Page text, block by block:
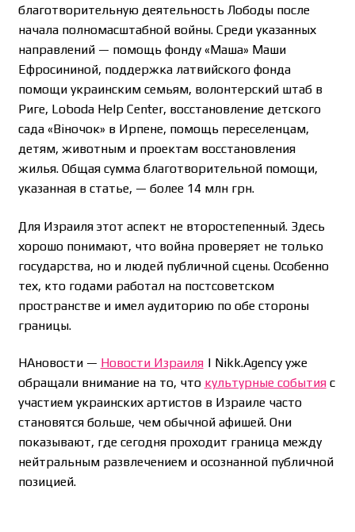
благотворительную деятельность Лободы после
начала полномасштабной войны. Среди указанных
направлений — помощь фонду «Маша» Маши
Ефросининой, поддержка латвийского фонда
помощи украинским семьям, волонтерский штаб в
Риге, Loboda Help Center, восстановление детского
сада «Віночок» в Ирпене, помощь переселенцам,
детям, животным и проектам восстановления
жилья. Общая сумма благотворительной помощи,
указанная в статье, — более 14 млн грн.
Для Израиля этот аспект не второстепенный. Здесь
хорошо понимают, что война проверяет не только
государства, но и людей публичной сцены. Особенно
тех, кто годами работал на постсоветском
пространстве и имел аудиторию по обе стороны
границы.
НАновости — Новости Израиля| Nikk.Agency уже
обращали внимание на то, что культурные событияс
участием украинских артистов в Израиле часто
становятся больше, чем обычной афишей. Они
показывают, где сегодня проходит граница между
нейтральным развлечением и осознанной публичной
позицией.